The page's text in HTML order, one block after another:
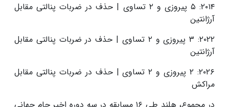
۲۰۱۴: ۵ پیروزی و ۲ تساوی | حذف در ضربات پنالتی مقابل
آرژانتین
۲۰۲۲: ۳ پیروزی و ۲ تساوی | حذف در ضربات پنالتی مقابل
آرژانتین
۲۰۲۶: ۲ پیروزی و ۲ تساوی | حذف در ضربات پنالتی مقابل
مراکش